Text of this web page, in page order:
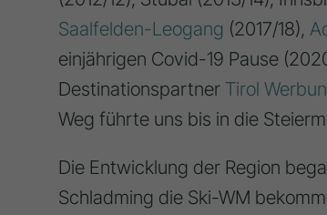
Saalfelden-Leogang (2017/18),
einjährigen Covid-19 Pause
Destinationspartner Tirol
Weg führte uns bis in die
Die Entwicklung der Region
Schladming die Ski-WM